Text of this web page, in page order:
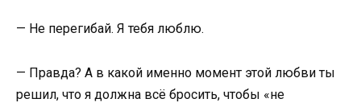
— Не перегибай. Я тебя люблю.
— Правда? А в какой именно момент этой любви ты
решил, что я должна всё бросить, чтобы «не